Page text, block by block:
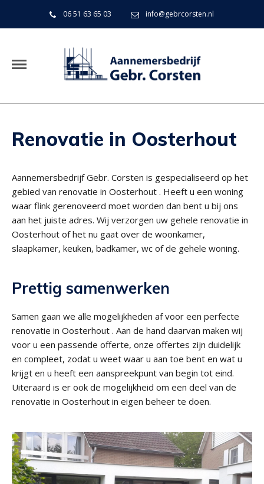
06 51 63 65 03 info@gebrcorsten.nl
Renovatie in Oosterhout
Aannemersbedrijf Gebr. Corsten is gespecialiseerd op het
gebied van renovatie in Oosterhout . Heeft u een woning
waar flink gerenoveerd moet worden dan bent u bij ons
aan het juiste adres. Wij verzorgen uw gehele renovatie in
Oosterhout of het nu gaat over de woonkamer,
slaapkamer, keuken, badkamer, wc of de gehele woning.
Prettig samenwerken
Samen gaan we alle mogelijkheden af voor een perfecte
renovatie in Oosterhout . Aan de hand daarvan maken wij
voor u een passende offerte, onze offertes zijn duidelijk
en compleet, zodat u weet waar u aan toe bent en wat u
krijgt en u heeft een aanspreekpunt van begin tot eind.
Uiteraard is er ook de mogelijkheid om een deel van de
renovatie in Oosterhout in eigen beheer te doen.